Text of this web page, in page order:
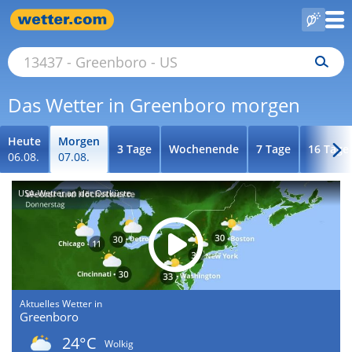
Das Wetter in Greenboro morgen
Heute
06.08.
Morgen
07.08.
3 Tage Wochenende 7 Tage 16 Tage
USA-Wetter an der Ostküste
Aktuelles Wetter in
Greenboro
24°C
Wolkig